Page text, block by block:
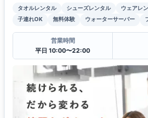
タオルレンタル シューズレンタル ウェアレ
子連れOK
無料体験 ウォーターサーバー
営業時間
平日 10:00〜22:00